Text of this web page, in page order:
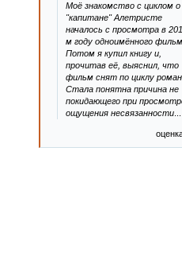
Моё знакомство с циклом о
"капитане" Алетристе
началось с просмотра в
м году одноимённого
Потом я купил книгу и,
прочитав её, выяснил, что
фильм снят по циклу
Стала понятна причина не
покидающего при
ощущения несвязанности